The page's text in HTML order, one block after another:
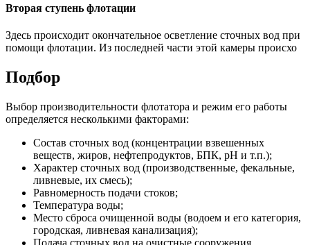
Вторая ступень флотации
Здесь происходит окончательное осветление сточных вод при
помощи флотации. Из последней части этой камеры происхо
Подбор
Выбор производительности флотатора и режим его работы
определяется несколькими факторами:
Состав сточных вод (концентрации взвешенных
веществ, жиров, нефтепродуктов, БПК, рН и т.п.);
Характер сточных вод (производственные, фекальные,
ливневые, их смесь);
Равномерность подачи стоков;
Температура воды;
Место сброса очищенной воды (водоем и его категория,
городская, ливневая канализация);
Подача сточных вод на очистные сооружения